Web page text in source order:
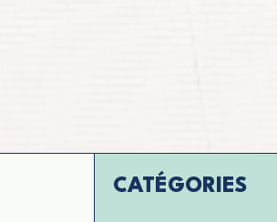
CATÉGORIES